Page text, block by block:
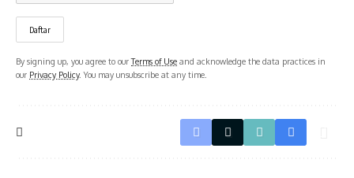
By signing up, you agree to ourTerms of Use and acknowledge the data practices in
our Privacy Policy. You may unsubscribe at any time.